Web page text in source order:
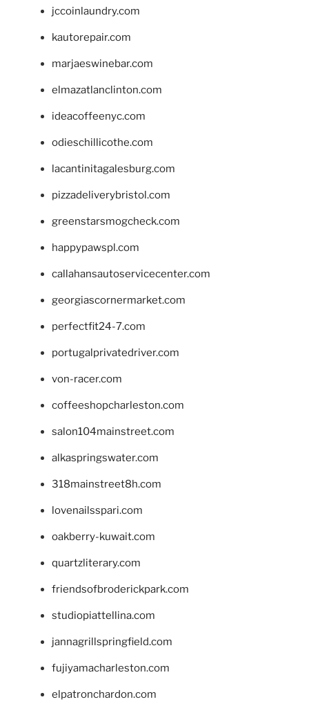
jccoinlaundry.com
kautorepair.com
marjaeswinebar.com
elmazatlanclinton.com
ideacoffeenyc.com
odieschillicothe.com
lacantinitagalesburg.com
pizzadeliverybristol.com
greenstarsmogcheck.com
happypawspl.com
callahansautoservicecenter.com
georgiascornermarket.com
perfectfit24-7.com
portugalprivatedriver.com
von-racer.com
coffeeshopcharleston.com
salon104mainstreet.com
alkaspringswater.com
318mainstreet8h.com
lovenailsspari.com
oakberry-kuwait.com
quartzliterary.com
friendsofbroderickpark.com
studiopiattellina.com
jannagrillspringfield.com
fujiyamacharleston.com
elpatronchardon.com